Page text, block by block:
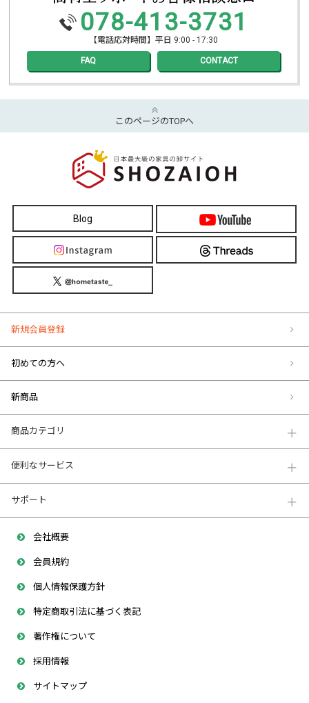
078-413-3731
【電話応対時間】平日 9:00 - 17:30
FAQ CONTACT
このページのTOPへ
Blog
新規会員登録
初めての方へ
新商品
商品カテゴリ
便利なサービス
サポート
会社概要
会員規約
個人情報保護方針
特定商取引法に基づく表記
著作権について
採用情報
サイトマップ